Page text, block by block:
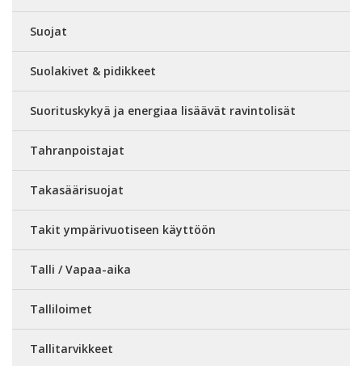
Suojat
Suolakivet & pidikkeet
Suorituskykyä ja energiaa lisäävät ravintolisät
Tahranpoistajat
Takasäärisuojat
Takit ympärivuotiseen käyttöön
Talli / Vapaa-aika
Talliloimet
Tallitarvikkeet